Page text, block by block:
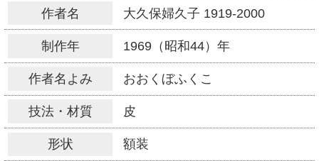
作者名 大久保婦久子 1919-2000
制作年 1969（昭和44）年
作者名よみ おおくぼふくこ
技法・材質 皮
形状 額装